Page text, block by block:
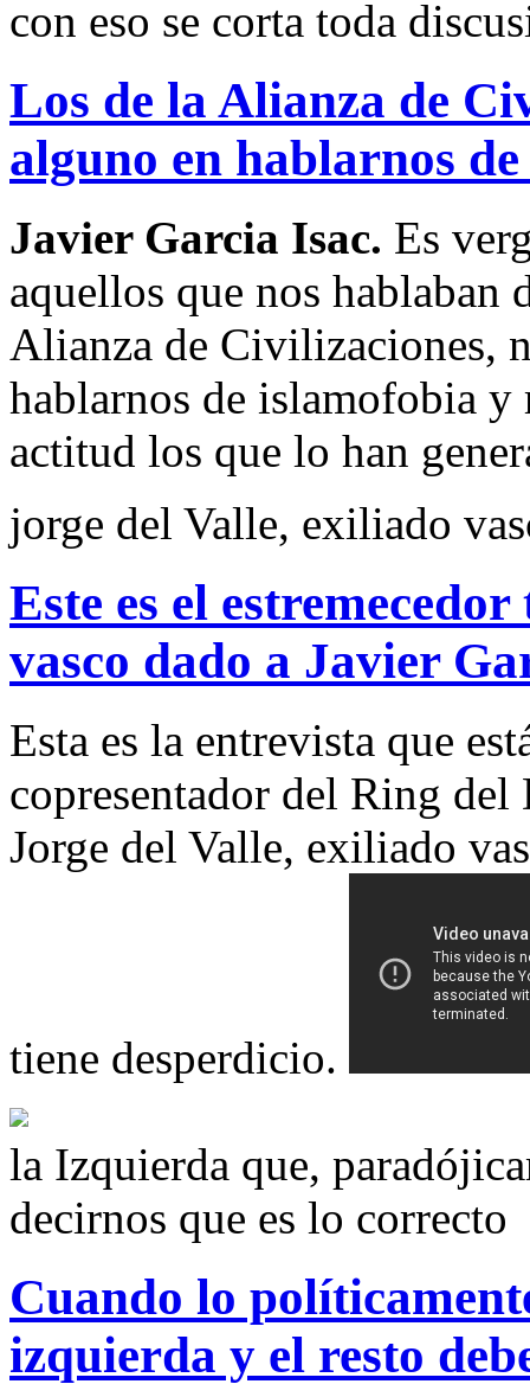
con eso se corta toda
Los de la Alianza de
alguno en hablarnos
Javier Garcia Isac. Es
aquellos que nos
Alianza de Civilizaciones,
hablarnos de islamofobia y
actitud los que lo han
jorge del Valle, exiliado
Este es el
vasco dado a Javier
Esta es la entrevista que
copresentador del Ring
Jorge del Valle, exiliado
tiene desperdicio.
la Izquierda que,
decirnos que es lo correcto
Cuando lo
izquierda y el resto